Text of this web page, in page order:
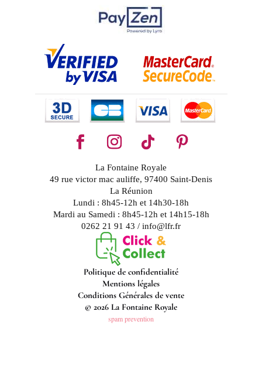
La Fontaine Royale
49 rue victor mac auliffe, 97400 Saint-Denis
La Réunion
Lundi : 8h45-12h et 14h30-18h
Mardi au Samedi : 8h45-12h et 14h15-18h
0262 21 91 43 / info@lfr.fr
Politique de confidentialité
Mentions légales
Conditions Générales de vente
© 2026 La Fontaine Royale
spam prevention